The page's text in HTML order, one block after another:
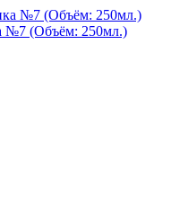
№7 (Объём: 250мл.)